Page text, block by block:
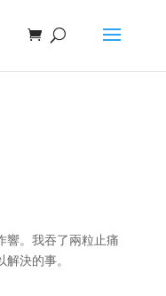
響。我吞了兩粒止痛
決的事。